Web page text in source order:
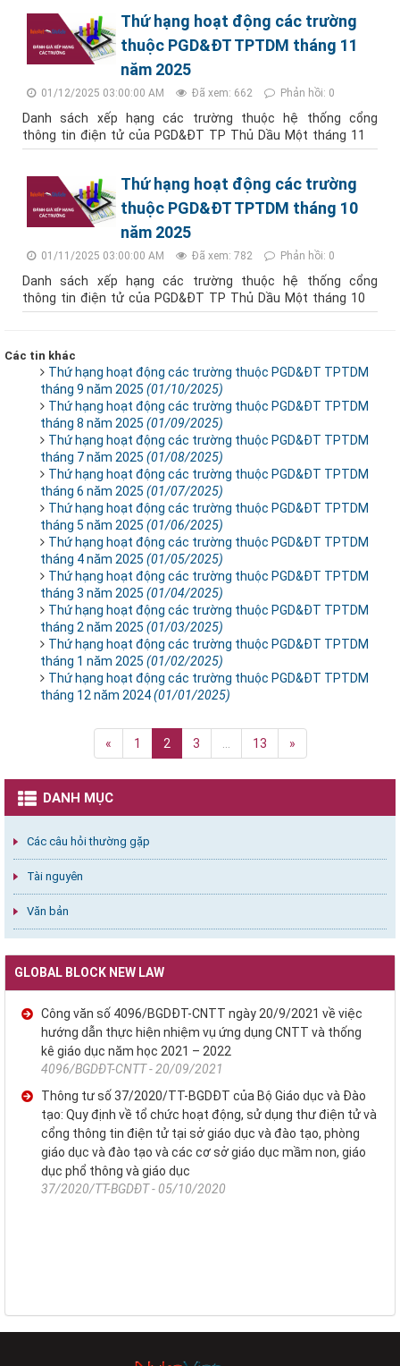
Thứ hạng hoạt động các trường
thuộc PGD&ĐT TPTDM tháng 11
năm 2025
01/12/2025 03:00:00 AM Đã xem: 662 Phản hồi: 0
Danh sách xếp hạng các trường thuộc hệ thống cổng
thông tin điện tử của PGD&ĐT TP Thủ Dầu Một tháng 11
Thứ hạng hoạt động các trường
thuộc PGD&ĐT TPTDM tháng 10
năm 2025
01/11/2025 03:00:00 AM Đã xem: 782 Phản hồi: 0
Danh sách xếp hạng các trường thuộc hệ thống cổng
thông tin điện tử của PGD&ĐT TP Thủ Dầu Một tháng 10
Các tin khác
Thứ hạng hoạt động các trường thuộc PGD&ĐT TPTDM
tháng 9 năm 2025 (01/10/2025)
Thứ hạng hoạt động các trường thuộc PGD&ĐT TPTDM
tháng 8 năm 2025 (01/09/2025)
Thứ hạng hoạt động các trường thuộc PGD&ĐT TPTDM
tháng 7 năm 2025 (01/08/2025)
Thứ hạng hoạt động các trường thuộc PGD&ĐT TPTDM
tháng 6 năm 2025 (01/07/2025)
Thứ hạng hoạt động các trường thuộc PGD&ĐT TPTDM
tháng 5 năm 2025 (01/06/2025)
Thứ hạng hoạt động các trường thuộc PGD&ĐT TPTDM
tháng 4 năm 2025 (01/05/2025)
Thứ hạng hoạt động các trường thuộc PGD&ĐT TPTDM
tháng 3 năm 2025 (01/04/2025)
Thứ hạng hoạt động các trường thuộc PGD&ĐT TPTDM
tháng 2 năm 2025 (01/03/2025)
Thứ hạng hoạt động các trường thuộc PGD&ĐT TPTDM
tháng 1 năm 2025 (01/02/2025)
Thứ hạng hoạt động các trường thuộc PGD&ĐT TPTDM
tháng 12 năm 2024(01/01/2025)
« 1 2 3 13 »
DANH MỤC
Các câu hỏi thường gặp
Tài nguyên
Văn bản
GLOBAL BLOCK NEW LAW
Công văn số 4096/BGDĐT-CNTT ngày 20/9/2021 về việc
hướng dẫn thực hiện nhiệm vụ ứng dụng CNTT và thống
kê giáo dục năm học 2021 – 2022
4096/BGDĐT-CNTT - 20/09/2021
Thông tư số 37/2020/TT-BGDĐT của Bộ Giáo dục và Đào
tạo: Quy định về tổ chức hoạt động, sử dụng thư điện tử và
cổng thông tin điện tử tại sở giáo dục và đào tạo, phòng
giáo dục và đào tạo và các cơ sở giáo dục mầm non, giáo
dục phổ thông và giáo dục
37/2020/TT-BGDĐT - 05/10/2020